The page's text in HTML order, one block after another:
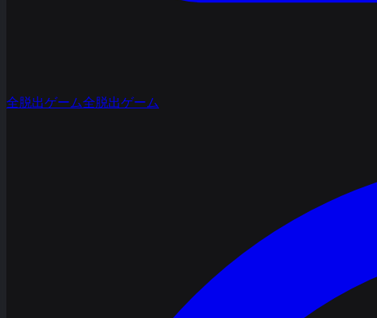
全脱出ゲーム全脱出ゲーム